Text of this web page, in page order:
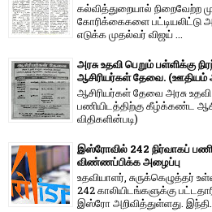
கல்வித்துறையால் நிறைவேற்ற
கோரிக்கைகளை பட்டியலிட்டு
எடுக்க முதல்வர் விஜய் ...
அரசு உதவி பெறும் பள்ளிக்கு
ஆசிரியர்கள் தேவை. (ஊதியம்
ஆசிரியர்கள் தேவை அரசு உதவி
பணியிடத்திற்கு கீழ்க்கண்ட
விதிகளின்படி)
இஸ்ரோவில் 242 நிர்வாகப்
விண்ணப்பிக்க அழைப்பு
உதவியாளர், சுருக்கெழுத்தர்
242 காலியிடங்களுக்கு
இஸ்ரோ அறிவித்துள்ளது.